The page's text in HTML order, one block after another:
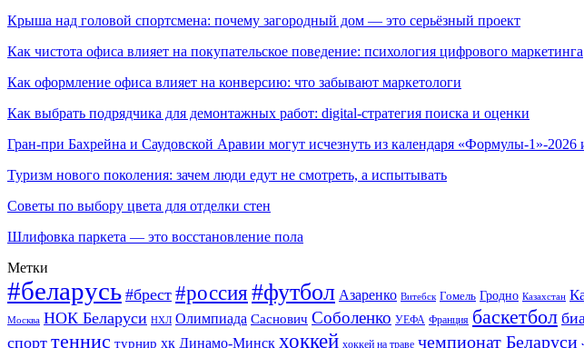
Крыша над головой спортсмена: почему загородный дом — это серьёзный проект
Как чистота офиса влияет на покупательское поведение: психология цифрового маркетинга
Как оформление офиса влияет на конверсию: что забывают маркетологи
Как выбрать подрядчика для демонтажных работ: digital-стратегия поиска и оценки
Гран-при Бахрейна и Саудовской Аравии могут исчезнуть из календаря «Формулы-1»-2026
Туризм нового поколения: зачем люди едут не смотреть, а испытывать
Советы по выбору цвета для отделки стен
Шлифовка паркета — это восстановление пола
Метки
#беларусь #брест #россия#футбол Азаренко Витебск Гомель Гродно Казахстан
Москва НОК Беларуси НХЛ Олимпиада Саснович Соболенко УЕФА Франция баскетбол
спорт теннис турнир хк Динамо-Минск хоккей хоккей на траве чемпионат Беларуси